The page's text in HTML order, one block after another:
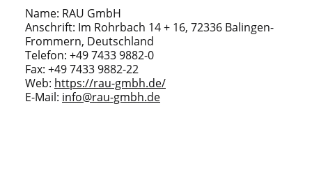
Name: RAU GmbH
Anschrift: Im Rohrbach 14 + 16, 72336 Balingen-
Frommern, Deutschland
Telefon: +49 7433 9882-0
Fax: +49 7433 9882-22
Web: https://rau-gmbh.de/
E-Mail: info@rau-gmbh.de